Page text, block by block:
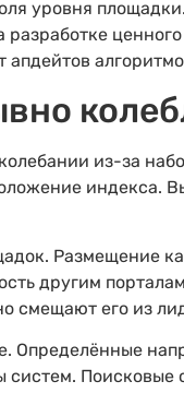
уровня
апдейтов
из-за
индекса.
Размещение
другим
смещают его из
Определённые